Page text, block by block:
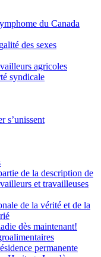
du Canada
des sexes
agricoles
syndicale
s’unissent
de la description de
et travailleuses
de la vérité et de la
dès maintenant!
permanente